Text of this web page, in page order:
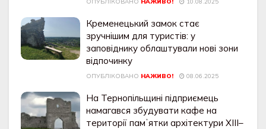
Кременецький замок стає
зручнішим для туристів: у
заповіднику облаштували нові зони
відпочинку
ОПУБЛІКОВАНО НАЖИВО! 08.06.2025
На Тернопільщині підприємець
намагався збудувати кафе на
території памʼятки архітектури XIII–